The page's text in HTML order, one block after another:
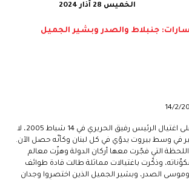
الخميس 28 آذار 2024
جنبلاط والصدر وبشير الجميل
على رغم مرور 19 عاماً على اغتيال الرئيس رفيق الحريري في 14 شباط 2005، لا
في وسط بيروت يدوّي في كل لبنان وكأنّه حصل الآن.
اللحظة التي فجّرت معها أركان الدولة وهزّت معالم
وذكّرت باغتيالات مماثلة طالت قادة طوائف
وموسى الصدر، وبشير الجميل الذين اختصروا وجدان